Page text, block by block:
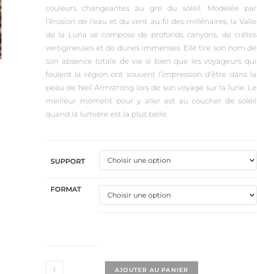
couleurs changeantes au gré du soleil. Modelée par
l’érosion de l’eau et du vent au fil des millénaires, la Valle
de la Luna se compose de profonds canyons, de crêtes
vertigineuses et de dunes immenses. Elle tire son nom de
son absence totale de vie si bien que les voyageurs qui
foulent la région ont souvent l’impression d’être dans la
peau de Neil Armstrong lors de son voyage sur la lune. Le
meilleur moment pour y aller est au coucher de soleil
quand la lumière est la plus belle.
SUPPORT
FORMAT
AJOUTER AU PANIER